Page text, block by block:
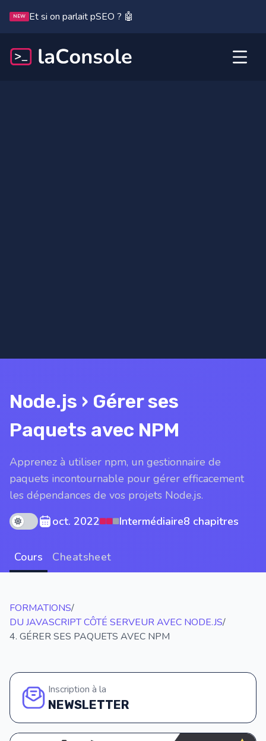
NEW Et si on parlait pSEO ? 🤖
Node.js › Gérer ses
Paquets avec NPM
Apprenez à utiliser npm, un gestionnaire de
paquets incontournable pour gérer efficacement
les dépendances de vos projets Node.js.
Theme modeoct. 2022 Intermédiaire8 chapitres
Cours Cheatsheet
FORMATIONS/
DU JAVASCRIPT CÔTÉ SERVEUR AVEC NODE.JS/
4. GÉRER SES PAQUETS AVEC NPM
Inscription à la
NEWSLETTER